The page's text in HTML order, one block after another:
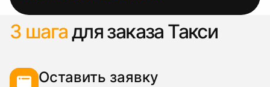
3 шагадля заказа Такси
Оставить заявку